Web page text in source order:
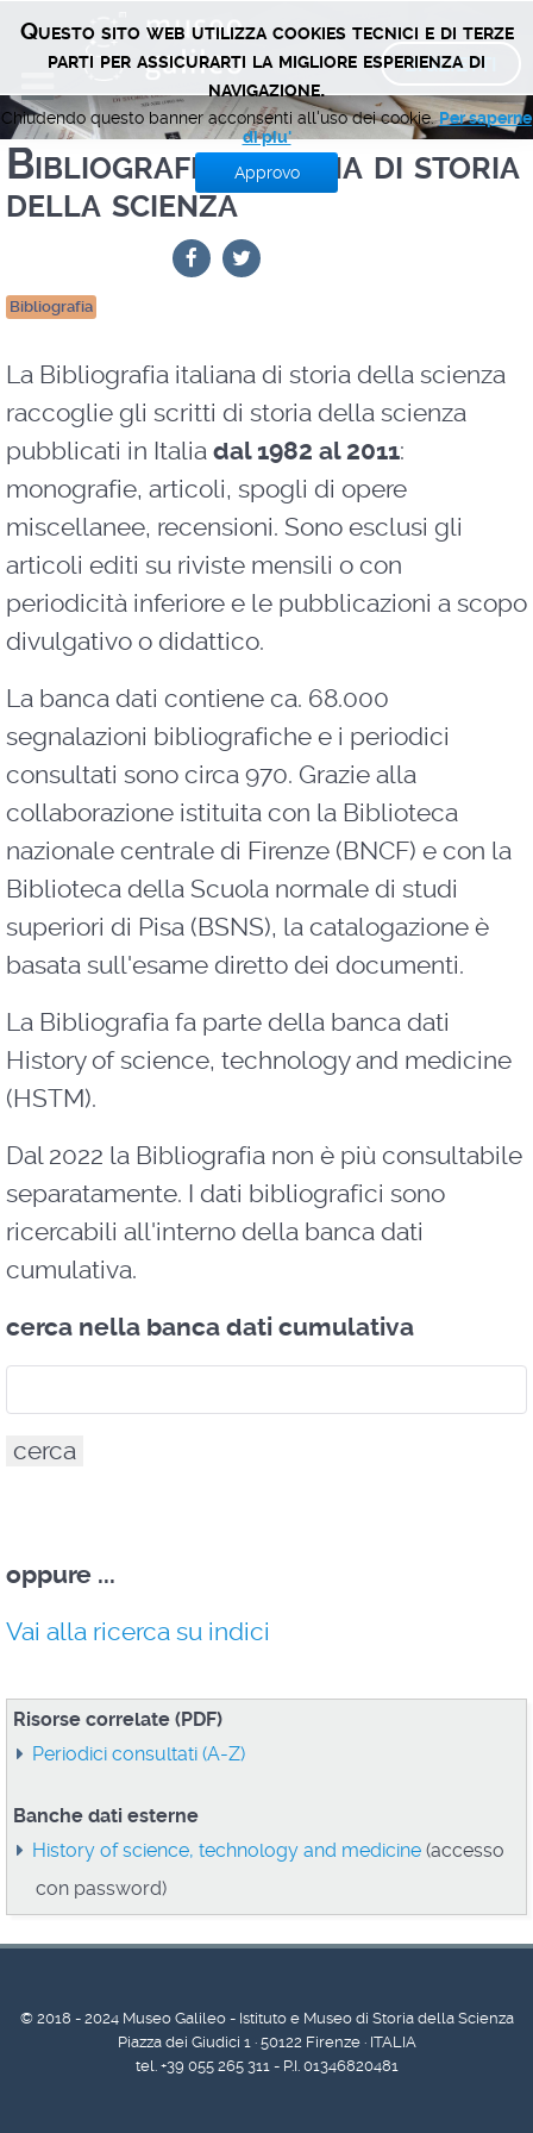
BIGLIETTI
Bibliografia italiana di storia
della scienza
Bibliografia
La Bibliografia italiana di storia della scienza
raccoglie gli scritti di storia della scienza
pubblicati in Italia dal 1982 al 2011:
monografie, articoli, spogli di opere
miscellanee, recensioni. Sono esclusi gli
articoli editi su riviste mensili o con
periodicità inferiore e le pubblicazioni a scopo
divulgativo o didattico.
La banca dati contiene ca. 68.000
segnalazioni bibliografiche e i periodici
consultati sono circa 970. Grazie alla
collaborazione istituita con la Biblioteca
nazionale centrale di Firenze (BNCF) e con la
Biblioteca della Scuola normale di studi
superiori di Pisa (BSNS), la catalogazione è
basata sull'esame diretto dei documenti.
La Bibliografia fa parte della banca dati
History of science, technology and medicine
(HSTM).
Dal 2022 la Bibliografia non è più consultabile
separatamente. I dati bibliografici sono
ricercabili all'interno della banca dati
cumulativa.
cerca nella banca dati cumulativa
oppure ...
Vai alla ricerca su indici
Risorse correlate (PDF)
Periodici consultati (A-Z)
Banche dati esterne
History of science, technology and medicine(accesso
con password)
© 2018 - 2024 Museo Galileo - Istituto e Museo di Storia della Scienza
Piazza dei Giudici 1 · 50122 Firenze · ITALIA
tel. +39 055 265 311 - P.I. 01346820481
Questo sito web utilizza cookies tecnici e di terze
parti per assicurarti la migliore esperienza di
navigazione.
Chiudendo questo banner acconsenti all'uso dei cookie.Per saperne
di piu'
Approvo